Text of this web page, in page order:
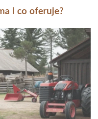
i co oferuje?